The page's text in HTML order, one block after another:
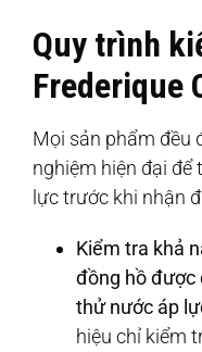
Quy trình
Frederique
Mọi sản phẩm đều
nghiệm hiện đại để
lực trước khi nhận
Kiểm tra khả
đồng hồ được
thử nước áp
hiệu chỉ kiểm